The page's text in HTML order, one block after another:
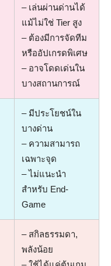
– เล่นผ่านด่านได้
แม้ไม่ใช่ Tier สูง
– ต้องมีการจัดทีม
หรืออัปเกรดพิเศษ
– อาจโดดเด่นใน
บางสถานการณ์
– มีประโยชน์ใน
บางด่าน
– ความสามารถ
เฉพาะจุด
– ไม่แนะนำ
สำหรับ End-
Game
– สกิลธรรมดา,
พลังน้อย